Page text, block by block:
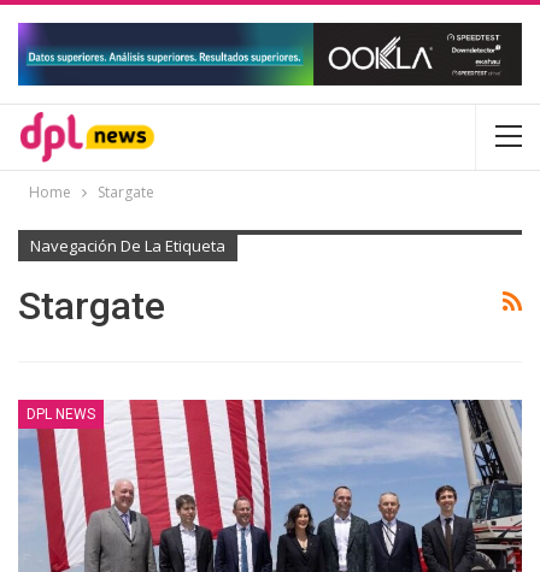
Home Stargate
Navegación De La Etiqueta
Stargate
DPL NEWS